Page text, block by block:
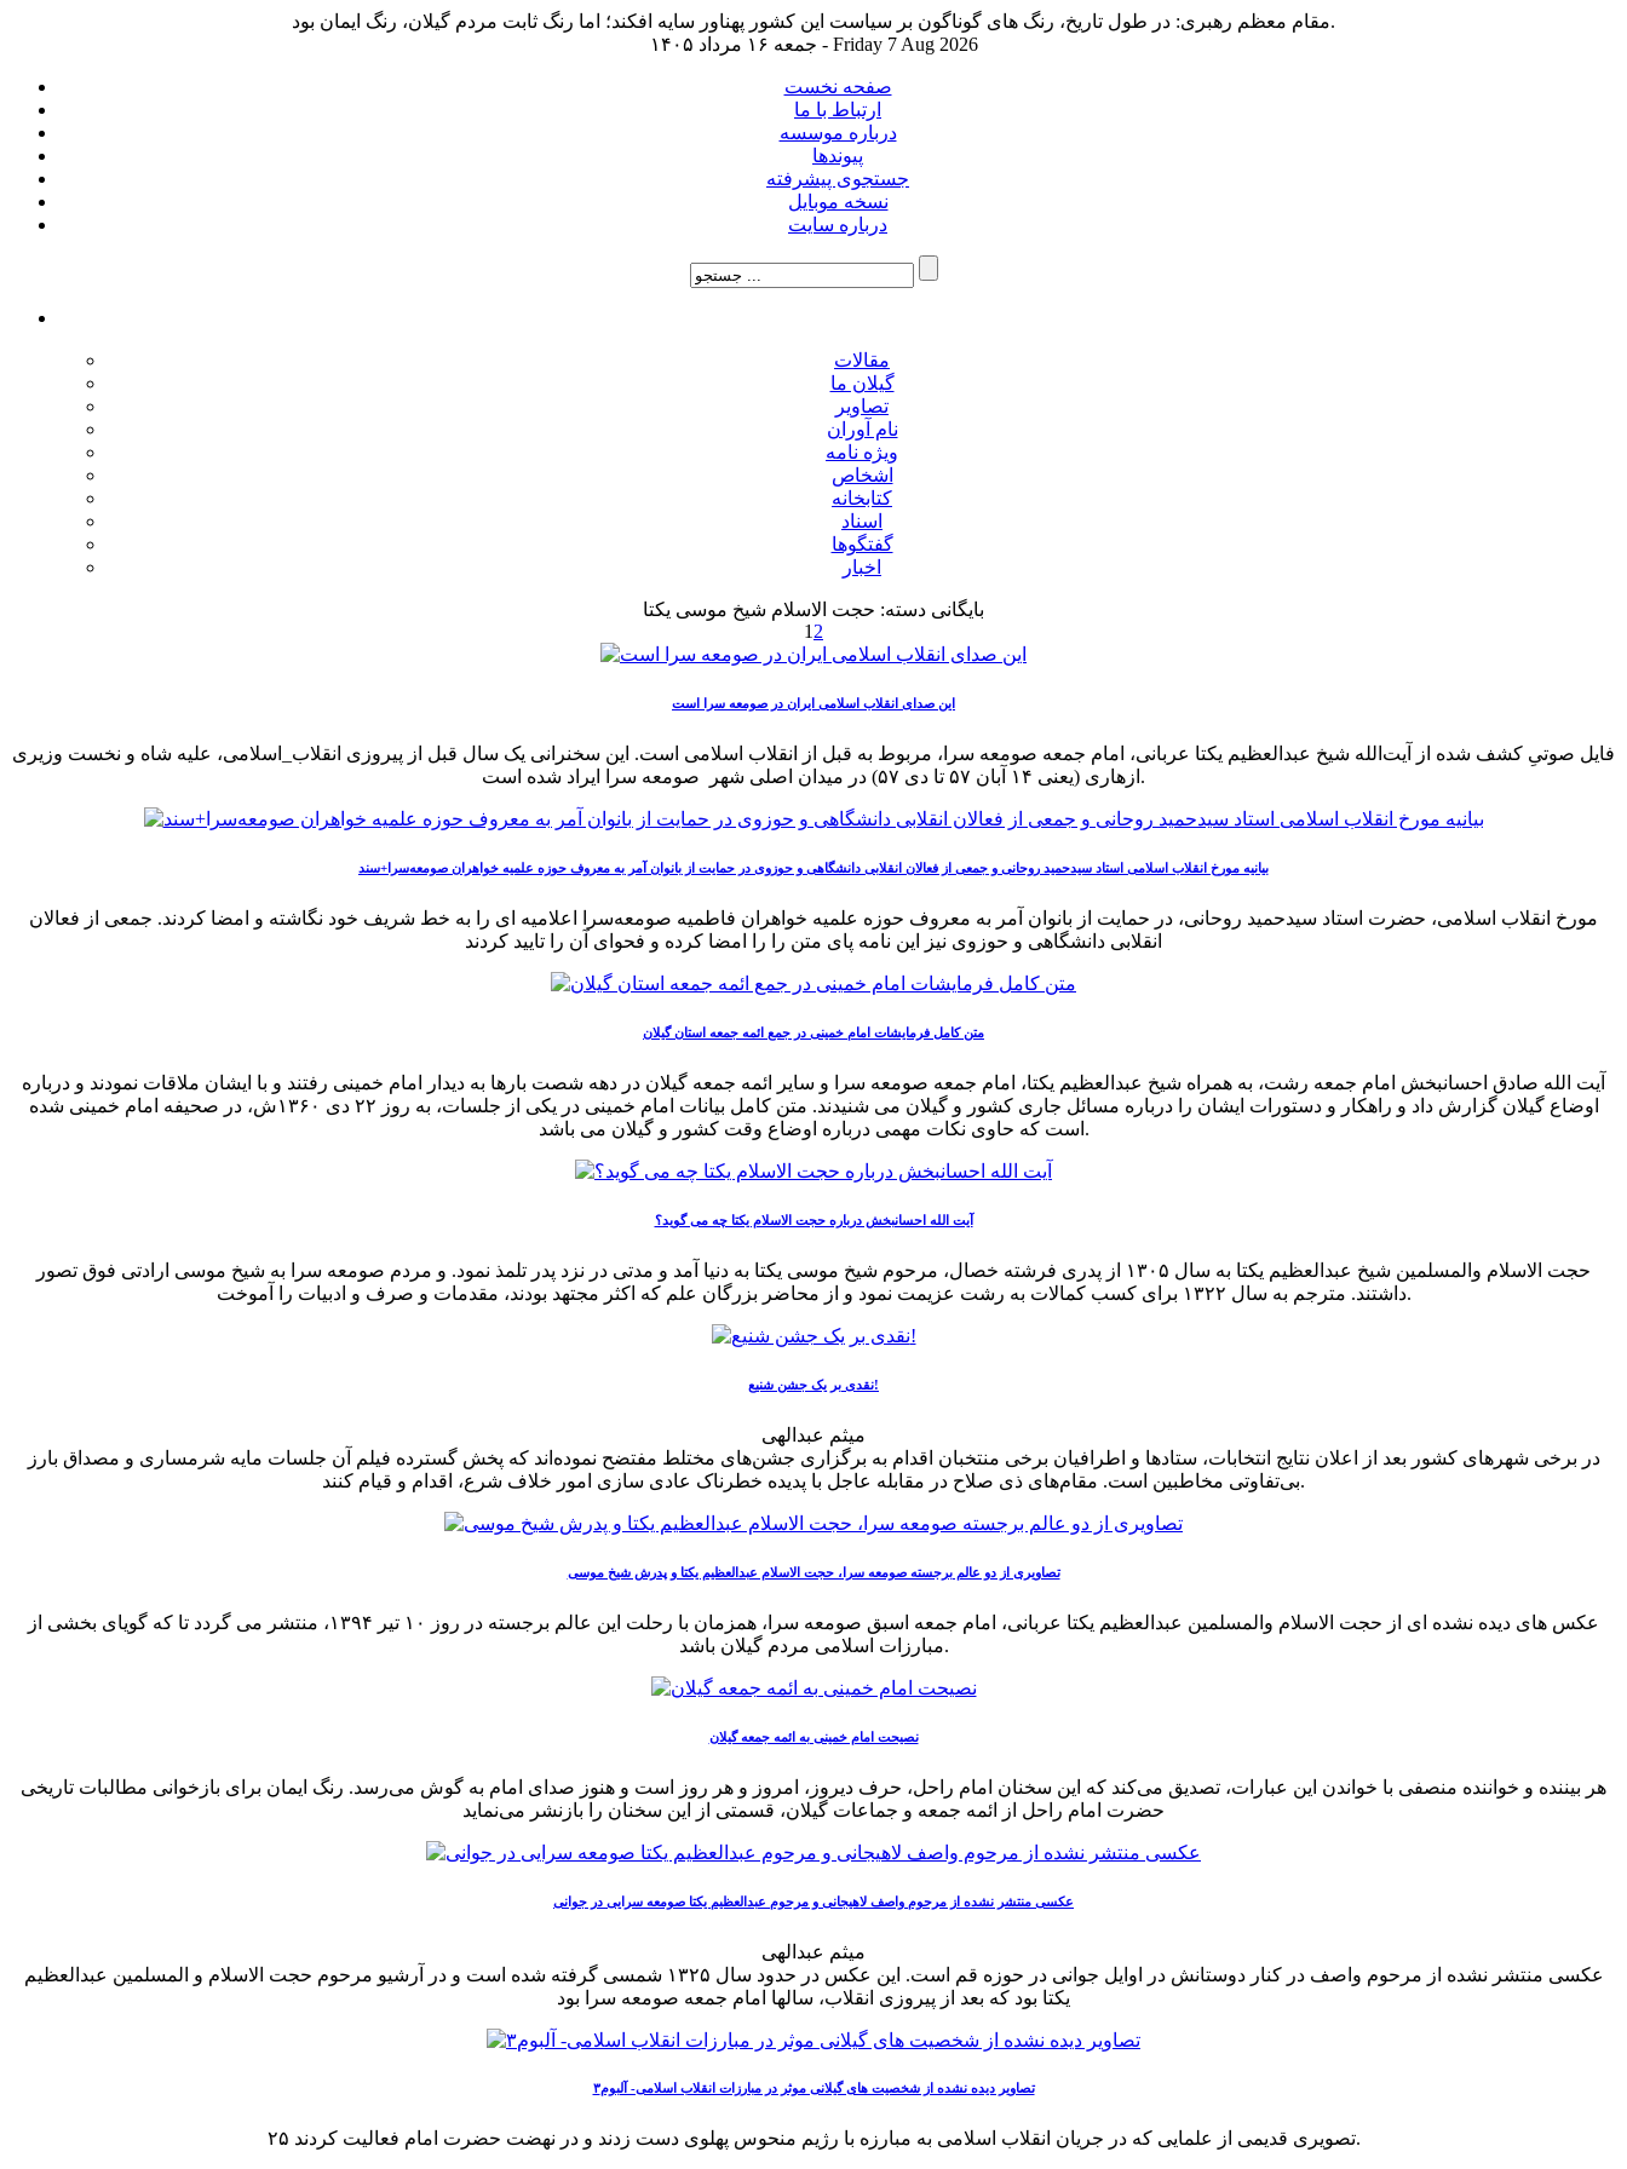
مقام معظم رهبری: در طول تاریخ، رنگ های گوناگون بر سیاست این کشور پهناور سایه افکند؛ اما رنگ ثابت مردم گیلان، رنگ ایمان بود.
جمعه ۱۶ مرداد ۱۴۰۵ - Friday 7 Aug 2026
صفحه نخست
ارتباط با ما
درباره موسسه
پیوندها
جستجوی پیشرفته
نسخه موبایل
درباره سایت
مقالات
گیلان ما
تصاویر
نام آوران
ویژه نامه
اشخاص
کتابخانه
اسناد
گفتگوها
اخبار
بایگانی دسته: حجت الاسلام شیخ موسی یکتا
1 2
این صدای انقلاب اسلامی ایران در صومعه سرا است
فایل صوتیِ کشف شده از آیت‌الله شیخ عبدالعظیم یکتا عربانی، امام جمعه صومعه سرا، مربوط به قبل از انقلاب اسلامی است. این سخنرانی یک سال قبل از پیروزی انقلاب_اسلامی، علیه شاه و نخست وزیری
ازهاری (یعنی ۱۴ آبان ۵۷ تا دی ۵۷) در میدان اصلی شهر صومعه سرا ایراد شده است.
بیانیه مورخ انقلاب اسلامی استاد سیدحمید روحانی و جمعی از فعالان انقلابی دانشگاهی و حوزوی در حمایت از بانوان آمر به معروف حوزه علمیه خواهران صومعه‌سرا+سند
مورخ انقلاب اسلامی، حضرت استاد سیدحمید روحانی، در حمایت از بانوان آمر به معروف حوزه علمیه خواهران فاطمیه صومعه‌سرا اعلامیه ای را به خط شریف خود نگاشته و امضا کردند. جمعی از فعالان
انقلابی دانشگاهی و حوزوی نیز این نامه پای متن را را امضا کرده و فحوای آن را تایید کردند
متن کامل فرمایشات امام خمینی در جمع ائمه جمعه استان گیلان
آیت الله صادق احسان‏بخش امام جمعه رشت، به همراه شیخ عبدالعظیم یکتا، امام جمعه صومعه سرا و سایر ائمه جمعه گیلان در دهه شصت بارها به دیدار امام خمینی رفتند و با ایشان ملاقات نمودند و درباره
اوضاع گیلان گزارش داد و راهکار و دستورات ایشان را درباره مسائل جاری کشور و گیلان می شنیدند. متن کامل بیانات امام خمینی در یکی از جلسات، به روز ۲۲ دى ۱۳۶۰ش، در صحیفه امام خمینی شده
است که حاوی نکات مهمی درباره اوضاع وقت کشور و گیلان می باشد.
آیت الله احسانبخش درباره حجت الاسلام یکتا چه می گوید؟
حجت الاسلام والمسلمین شیخ عبدالعظیم یکتا به سال ۱۳۰۵ از پدری فرشته خصال، مرحوم شیخ موسی یکتا به دنیا آمد و مدتی در نزد پدر تلمذ نمود. و مردم صومعه سرا به شیخ موسی ارادتی فوق تصور
داشتند. مترجم به سال ۱۳۲۲ برای کسب کمالات به رشت عزیمت نمود و از محاضر بزرگان علم که اکثر مجتهد بودند، مقدمات و صرف و ادبیات را آموخت.
نقدی بر یک جشن شنیع!
میثم عبدالهی
در برخی شهرهای کشور بعد از اعلان نتایج انتخابات، ستادها و اطرافیان برخی منتخبان اقدام به برگزاری جشن‌های مختلط مفتضح نموده‌اند که پخش گسترده فیلم آن جلسات مایه شرمساری و مصداق بارز
بی‌تفاوتی مخاطبین است. مقام‌های ذی صلاح در مقابله عاجل با پدیده خطرناک عادی سازی امور خلاف شرع، اقدام و قیام کنند.
تصاویری از دو عالم برجسته صومعه سرا، حجت الاسلام عبدالعظیم یکتا و پدرش شیخ موسی
عکس های دیده نشده ای از حجت الاسلام والمسلمین عبدالعظیم یکتا عربانی، امام جمعه اسبق صومعه سرا، همزمان با رحلت این عالم برجسته در روز ۱۰ تیر ۱۳۹۴، منتشر می گردد تا که گویای بخشی از
مبارزات اسلامی مردم گیلان باشد.
نصیحت امام خمینی به ائمه جمعه گیلان
هر بیننده و خواننده منصفی با خواندن این عبارات، تصدیق می‌کند که این سخنان امام راحل، حرف دیروز، امروز و هر روز است و هنوز صدای امام به گوش می‌رسد. رنگ ایمان برای بازخوانی مطالبات تاریخی
حضرت امام راحل از ائمه جمعه و جماعات گیلان، قسمتی از این سخنان را بازنشر می‌نماید
عکسی منتشر نشده از مرحوم واصف لاهیجانی و مرحوم عبدالعظیم یکتا صومعه سرایی در جوانی
میثم عبدالهی
عکسی منتشر نشده از مرحوم واصف در کنار دوستانش در اوایل جوانی در حوزه قم است. این عکس در حدود سال ۱۳۲۵ شمسی گرفته شده است و در آرشیو مرحوم حجت الاسلام و المسلمین عبدالعظیم
یکتا بود که بعد از پیروزی انقلاب، سالها امام جمعه صومعه سرا بود
تصاویر دیده نشده از شخصیت های گیلانی موثر در مبارزات انقلاب اسلامی- آلبوم۳
۲۵ تصویری قدیمی از علمایی که در جریان انقلاب اسلامی به مبارزه با رژیم منحوس پهلوی دست زدند و در نهضت حضرت امام فعالیت کردند.